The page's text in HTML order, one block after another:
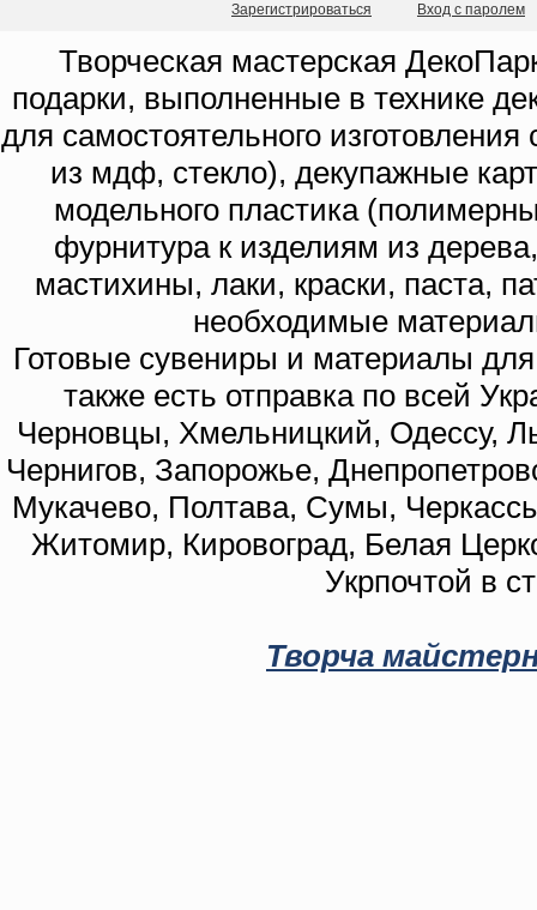
Зарегистрироваться Вход с паролем
Творческая мастерская
подарки, выполненные в технике
для самостоятельного
из мдф, стекло), декупажные
модельного пластика
фурнитура к изделиям из
мастихины, лаки, краски, паста,
необходимые
Готовые сувениры и материалы
также есть отправка по всей
Черновцы, Хмельницкий, Одессу,
Чернигов, Запорожье,
Мукачево, Полтава, Сумы,
Житомир, Кировоград, Белая
Укрпочтой в
Творча